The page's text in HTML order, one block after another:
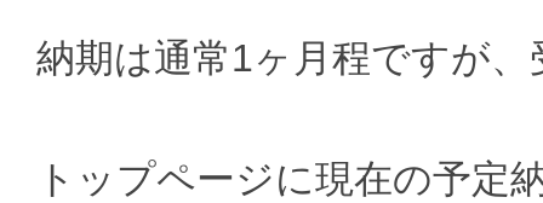
納期は通常1ヶ月程ですが
トップページに現在の予定